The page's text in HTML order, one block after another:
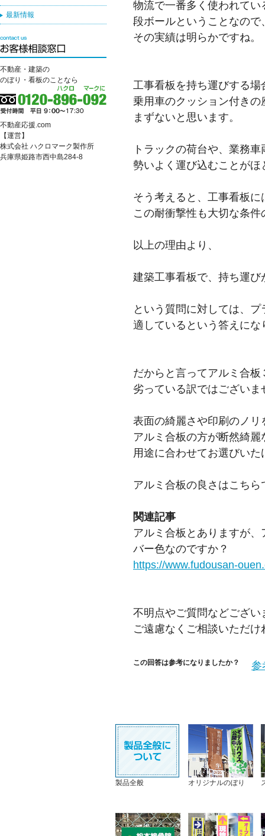
物流で一番多く使われてい
段ボールということなので
その実績は明らかですね。
工事看板を持ち運びする場
乗用車のクッション付き
まずないと思います。
トラックの荷台や、業務
勢いよく運び込むことが
そう考えると、工事看板
この耐衝撃性も大切な条
以上の理由より、
建築工事看板で、持ち運
という質問に対しては、
適しているという答えにな
だからと言ってアルミ合板
劣っている訳ではございま
表面の綺麗さや印刷のノリ
アルミ合板の方が断然綺麗
用途に合わせてお選びい
アルミ合板の良さはこち
関連記事
アルミ合板とありますが
バー色なのですか？
https://www.fudousan-
不明点やご質問などござい
ご遠慮なくご相談いただ
この回答は参考になりましたか？ 参
製品全般 オリジナルのぼり
最新情報
不動産・建築の
のぼり・看板のことなら
不動産応援.com
【運営】
株式会社 ハクロマーク製作所
兵庫県姫路市西中島284-8